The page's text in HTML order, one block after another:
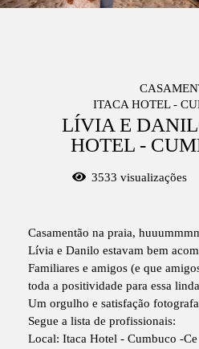
ITACA HOTEL -
LÍVIA E
HOTEL -
3533 visualizações
Casamentão na praia,
Lívia e Danilo estavam bem
Familiares e amigos (e que
toda a positividade para essa
Um orgulho e satisfação
Segue a lista de profissionais:
Local: Itaca Hotel - Cumbuco -